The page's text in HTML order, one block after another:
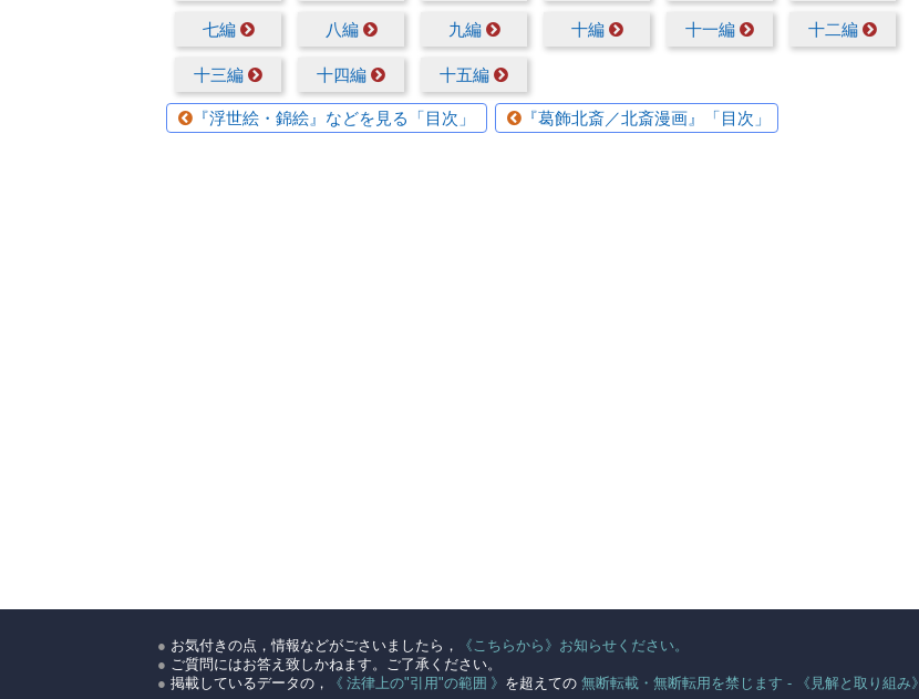
七編 八編 九編 十編 十一編 十二編
十三編 十四編 十五編
『浮世絵・錦絵』などを見る「目次」 『葛飾北斎／北斎漫画』「目次」
● お気付きの点，情報などがごさいましたら，
《こちらから》お知らせください。
● ご質問にはお答え致しかねます。ご了承ください。
● 掲載しているデータの， 《 法律上の"引用"の範囲 》 を超えての 無断転載・無断転用を禁じます - 《見解と取り組み》